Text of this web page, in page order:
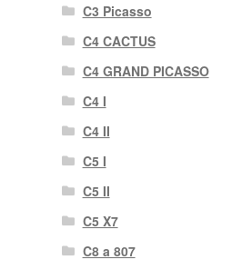
C3 Picasso
C4 CACTUS
C4 GRAND PICASSO
C4 I
C4 II
C5 I
C5 II
C5 X7
C8 a 807